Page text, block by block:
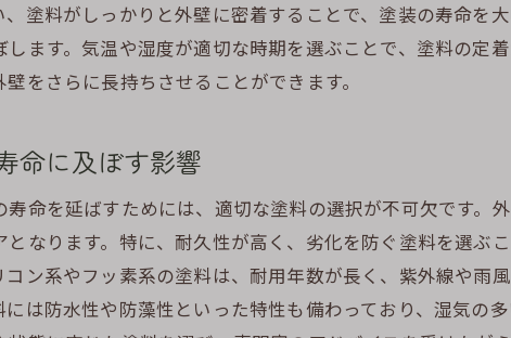
外壁塗装の選び方で地域特性に対
外壁塗装の効果を最大化する施工時期
天候を読み取って最適な施工計画
施工時期を見極めるためのプロの
季節ごとの施工のメリットとデメ
外壁塗装で建物を美しく保つための季
塗料がしっかりと外壁に密着することで、塗装の寿命を
ます。気温や湿度が適切な時期を選ぶことで、塗料の定
をさらに長持ちさせることができます。
命に及ぼす影響
命を延ばすためには、適切な塗料の選択が不可欠です。
なります。特に、耐久性が高く、劣化を防ぐ塗料を選ぶ
コン系やフッ素系の塗料は、耐用年数が長く、紫外線や雨
は防水性や防藻性といった特性も備わっており、湿気の